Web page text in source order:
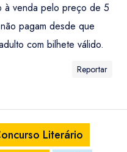
à venda pelo preço de 5
pagam desde que
com bilhete válido.
Reportar
Literário